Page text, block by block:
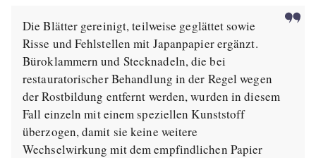
Die Blätter gereinigt, teilweise geglättet sowie
Risse und Fehlstellen mit Japanpapier ergänzt.
Büroklammern und Stecknadeln, die bei
restauratorischer Behandlung in der Regel wegen
der Rostbildung entfernt werden, wurden in diesem
Fall einzeln mit einem speziellen Kunststoff
überzogen, damit sie keine weitere
Wechselwirkung mit dem empfindlichen Papier